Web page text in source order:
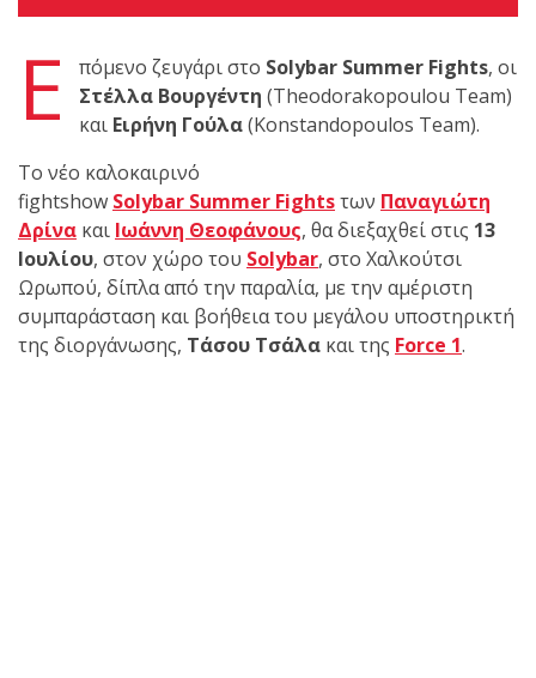
Championship
Νέα
επίσημα T-
shirts του
Ιωάννη
Θεοφάνους
με την υποστήριξη της
Sejoy Hellas.
Οι αθλητές
του Fight
Ε πόμενο ζευγάρι στο Solybar Summer Fights, οι
Στέλλα Βουργέντη (Theodorakopoulou Team)
και Ειρήνη Γούλα(Konstandopoulos Team).
Το νέο καλοκαιρινό
fightshow Solybar Summer Fightsτων Παναγιώτη
Δρίνα και Ιωάννη Θεοφάνους, θα διεξαχθεί στις 13
Ιουλίου, στον χώρο του Solybar, στο Χαλκούτσι
Ωρωπού, δίπλα από την παραλία, με την αμέριστη
συμπαράσταση και βοήθεια του μεγάλου υποστηρικτή
της διοργάνωσης, Τάσου Τσάλα και της Force 1.